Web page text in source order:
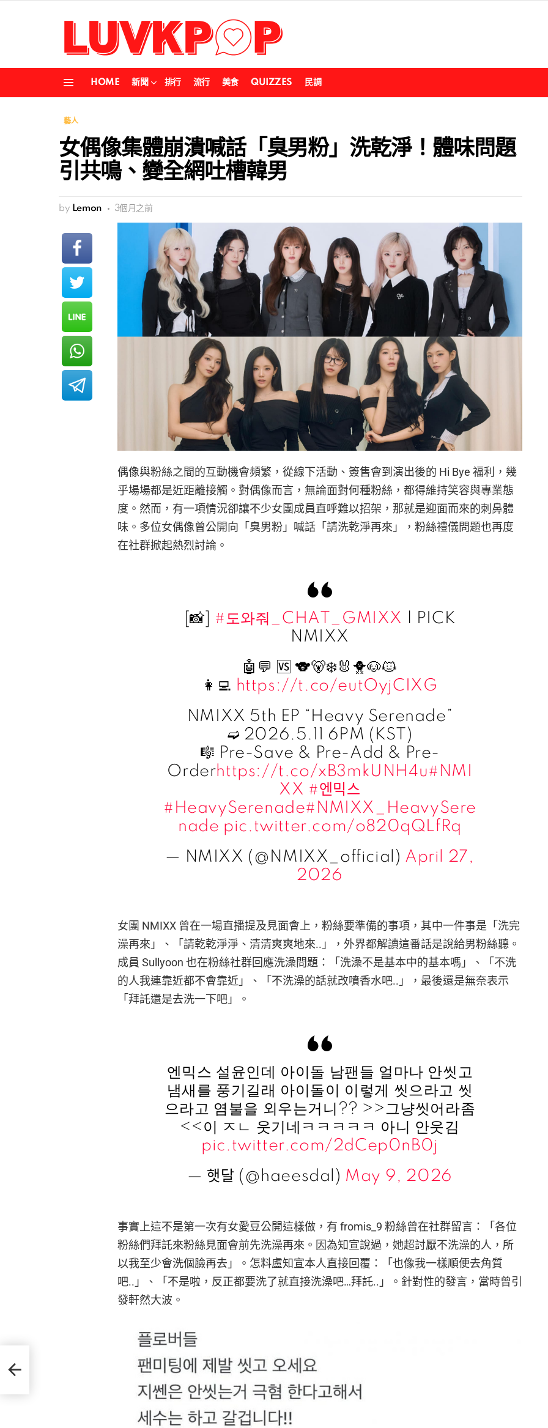
HOME 新聞 排行 流行 美食 QUIZZES 民調
藝人
女偶像集體崩潰喊話「臭男粉」洗乾淨！體味問題
引共鳴、變全網吐槽韓男
by Lemon 3個月之前
偶像與粉絲之間的互動機會頻繁，從線下活動、簽售會到演出後的 Hi Bye 福利，幾
乎場場都是近距離接觸。對偶像而言，無論面對何種粉絲，都得維持笑容與專業態
度。然而，有一項情況卻讓不少女團成員直呼難以招架，那就是迎面而來的刺鼻體
味。多位女偶像曾公開向「臭男粉」喊話「請洗乾淨再來」，粉絲禮儀問題也再度
在社群掀起熱烈討論。
[📸] #도와줘_CHAT_GMIXX
| PICK
NMIXX
🤖💬 🆚 🐨🐻‍❄️🐰🐥🐶🐱
👩‍💻 https://t.co/eutOyjCIXG
NMIXX 5th EP “Heavy Serenade”
➫ 2026.5.11 6PM (KST)
🎼 Pre-Save & Pre-Add & Pre-
Orderhttps://t.co/xB3mkUNH4u#NMI
XX #엔믹스
#HeavySerenade#NMIXX_HeavySere
nade pic.twitter.com/o820qQLfRq
— NMIXX (@NMIXX_official) April 27,
2026
女團 NMIXX 曾在一場直播提及見面會上，粉絲要準備的事項，其中一件事是「洗完
澡再來」、「請乾乾淨淨、清清爽爽地來..」，外界都解讀這番話是說給男粉絲聽。
成員 Sullyoon 也在粉絲社群回應洗澡問題：「洗澡不是基本中的基本嗎」、「不洗
的人我連靠近都不會靠近」、「不洗澡的話就改噴香水吧..」，最後還是無奈表示
「拜託還是去洗一下吧」。
엔믹스 설윤인데 아이돌 남팬들 얼마나 안씻고
냄새를 풍기길래 아이돌이 이렇게 씻으라고 씻
으라고 염불을 외우는거니?? >>그냥씻어라좀
<<이 ㅈㄴ 웃기네ㅋㅋㅋㅋㅋ 아니 안웃김
pic.twitter.com/2dCep0nB0j
— 햇달 (@haeesdal) May 9, 2026
事實上這不是第一次有女愛豆公開這樣做，有 fromis_9 粉絲曾在社群留言：「各位
粉絲們拜託來粉絲見面會前先洗澡再來。因為知宣說過，她超討厭不洗澡的人，所
以我至少會洗個臉再去」。怎料盧知宣本人直接回覆：「也像我一樣順便去角質
吧..」、「不是啦，反正都要洗了就直接洗澡吧…拜託..」。針對性的發言，當時曾引
發軒然大波。
唱